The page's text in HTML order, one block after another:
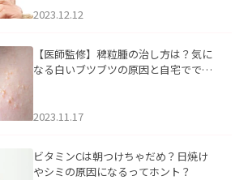
2023.12.12
【医師監修】稗粒腫の治し方は？気に
なる白いブツブツの原因と自宅ででき
2023.11.17
ビタミンCは朝つけちゃだめ？日焼け
やシミの原因になるってホント？